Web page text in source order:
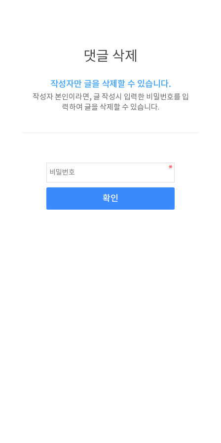
댓글 삭제
작성자만 글을 삭제할 수 있습니다.
작성자 본인이라면, 글 작성시 입력한 비밀번호를 입
력하여 글을 삭제할 수 있습니다.